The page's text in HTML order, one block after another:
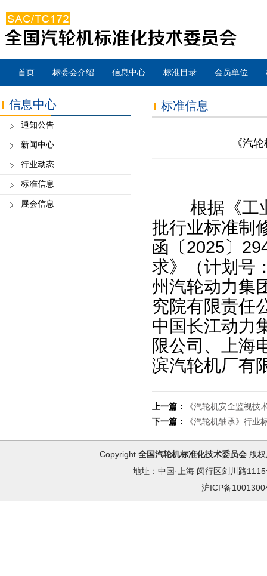
首页 标委会介绍 信息中心 标准目录 会员单位
信息中心
通知公告
新闻中心
行业动态
标准信息
展会信息
标准信息
《汽
根据《工业
批行业标准制
函〔2025〕
求》（计划号
州汽轮动力集
究院有限责任
中国长江动力
限公司、上海
滨汽轮机厂有
上一篇：
《汽轮机安全监视
下一篇：
《汽轮机轴承》行业
Copyright 全国汽轮机标准化技术委员会版
地址：中国·上海 闵行区剑川路
沪ICP备